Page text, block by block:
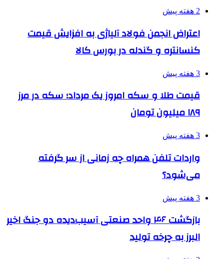
2 هفته پیش
اعتراض انجمن فولاد آلیاژی به افزایش قیمت
کنسانتره و گندله در بورس کالا
3 هفته پیش
قیمت طلا و سکه امروز یک مرداد؛ سکه در مرز
۱۸۹ میلیون تومان
3 هفته پیش
واردات تلفن همراه چه زمانی از سر گرفته
می‌شود؟
3 هفته پیش
بازگشت ۴۶ واحد صنعتی آسیب‌دیده دو جنگ اخیر
البرز به چرخه تولید